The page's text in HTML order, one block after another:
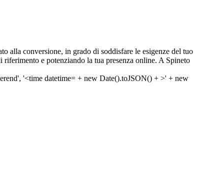
alla conversione, in grado di soddisfare le esigenze del tuo
e potenziando la tua presenza online. A Spineto